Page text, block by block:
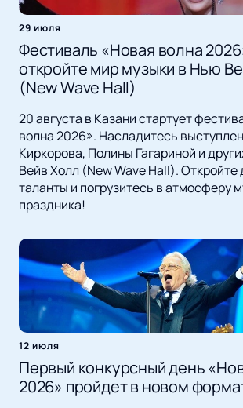
29 июля
Фестиваль «Новая волна
откройте мир музыки в Нью
(New Wave Hall)
20 августа в Казани стартует
волна 2026». Насладитесь
Киркорова, Полины Гагариной и
Вейв Холл (New Wave Hall). Откройте
таланты и погрузитесь в атмосферу
праздника!
12 июля
Первый конкурсный день
2026» пройдет в новом